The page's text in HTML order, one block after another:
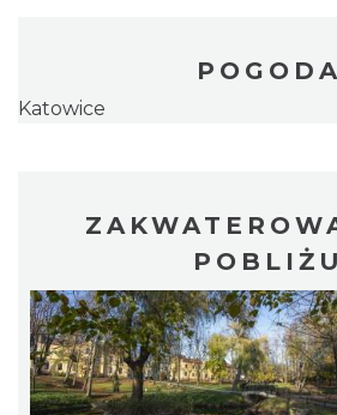
POGODA
Katowice
POBLIŻU